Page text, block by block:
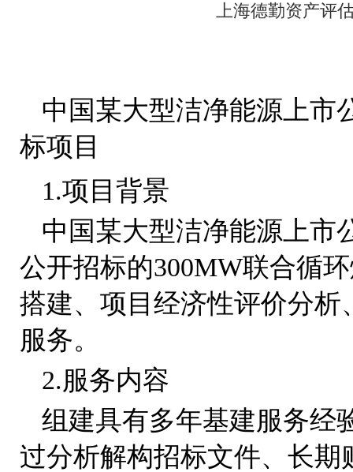
上海德勤资产评
中国某大型洁净能源上市
标项目
1.项目背景
中国某大型洁净能源上市
公开招标的300MW联合循
搭建、项目经济性评价分
服务。
2.服务内容
组建具有多年基建服务经
过分析解构招标文件、长